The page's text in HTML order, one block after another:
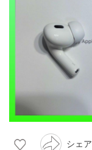
シェア